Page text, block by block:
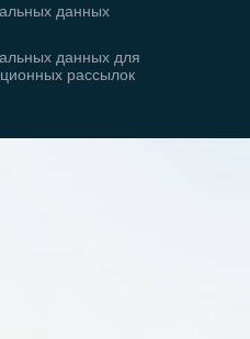
данных
данных для
рассылок